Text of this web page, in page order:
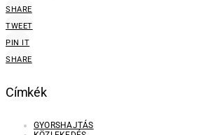
SHARE
TWEET
PIN IT
SHARE
Címkék
GYORSHAJTÁS